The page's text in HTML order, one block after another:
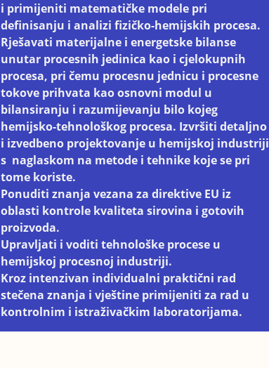
i primijeniti matematičke modele pri
definisanju i analizi fizičko-hemijskih procesa.
Rješavati materijalne i energetske bilanse
unutar procesnih jedinica kao i cjelokupnih
procesa, pri čemu procesnu jednicu i procesne
tokove prihvata kao osnovni modul u
bilansiranju i razumijevanju bilo kojeg
hemijsko-tehnološkog procesa. Izvršiti detaljno
i izvedbeno projektovanje u hemijskoj industriji
s naglaskom na metode i tehnike koje se pri
tome koriste.
Ponuditi znanja vezana za direktive EU iz
oblasti kontrole kvaliteta sirovina i gotovih
proizvoda.
Upravljati i voditi tehnološke procese u
hemijskoj procesnoj industriji.
Kroz intenzivan individualni praktični rad
stečena znanja i vještine primijeniti za rad u
kontrolnim i istraživačkim laboratorijama.